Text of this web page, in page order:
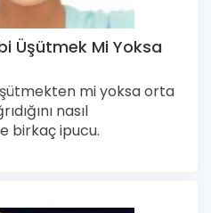
Üşütmek Mi Yoksa
mi yoksa orta
nasıl
birkaç ipucu.